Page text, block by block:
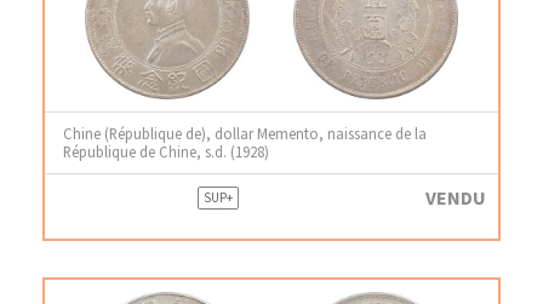
Chine (République de), dollar Memento, naissance de la
République de Chine, s.d. (1928)
SUP+ VENDU